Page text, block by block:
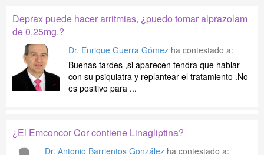
Deprax puede hacer arritmias, ¿puedo tomar alprazolam
de 0,25mg.?
Dr. Enrique Guerra Gómez ha contestado a:
Buenas tardes ,si aparecen tendra que hablar
con su psiquiatra y replantear el tratamiento .No
es positivo para ...
¿El Emconcor Cor contiene Linagliptina?
Dr. Antonio Barrientos González ha contestado a: